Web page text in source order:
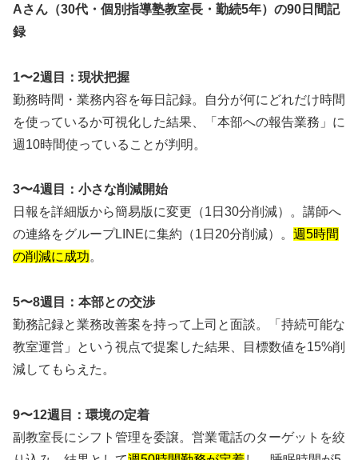
Aさん（30代・個別指導塾教室長・勤続5年）の90日間記
録
1〜2週目：現状把握
勤務時間・業務内容を毎日記録。自分が何にどれだけ時間
を使っているか可視化した結果、「本部への報告業務」に
週10時間使っていることが判明。
3〜4週目：小さな削減開始
日報を詳細版から簡易版に変更（1日30分削減）。講師へ
の連絡をグループLINEに集約（1日20分削減）。 週5時間
の削減に成功。
5〜8週目：本部との交渉
勤務記録と業務改善案を持って上司と面談。「持続可能な
教室運営」という視点で提案した結果、目標数値を15%削
減してもらえた。
9〜12週目：環境の定着
副教室長にシフト管理を委譲。営業電話のターゲットを絞